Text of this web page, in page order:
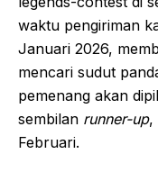
waktu pengiriman
Januari 2026,
mencari sudut
pemenang akan
sembilan runner-up,
Februari.